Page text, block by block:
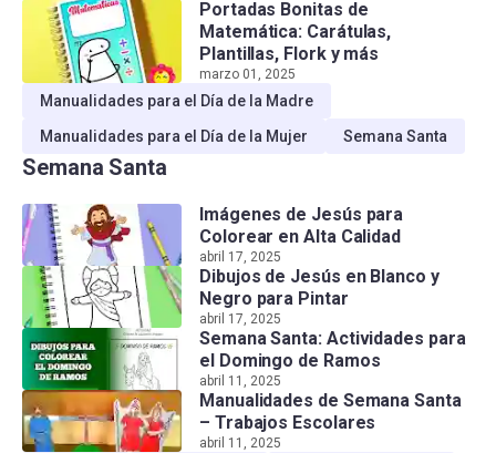
Portadas Bonitas de
Matemática: Carátulas,
Plantillas, Flork y más
marzo 01, 2025
Manualidades para el Día de la Madre
Manualidades para el Día de la Mujer
Semana Santa
Semana Santa
Imágenes de Jesús para
Colorear en Alta Calidad
abril 17, 2025
Dibujos de Jesús en Blanco y
Negro para Pintar
abril 17, 2025
Semana Santa: Actividades para
el Domingo de Ramos
abril 11, 2025
Manualidades de Semana Santa
– Trabajos Escolares
abril 11, 2025